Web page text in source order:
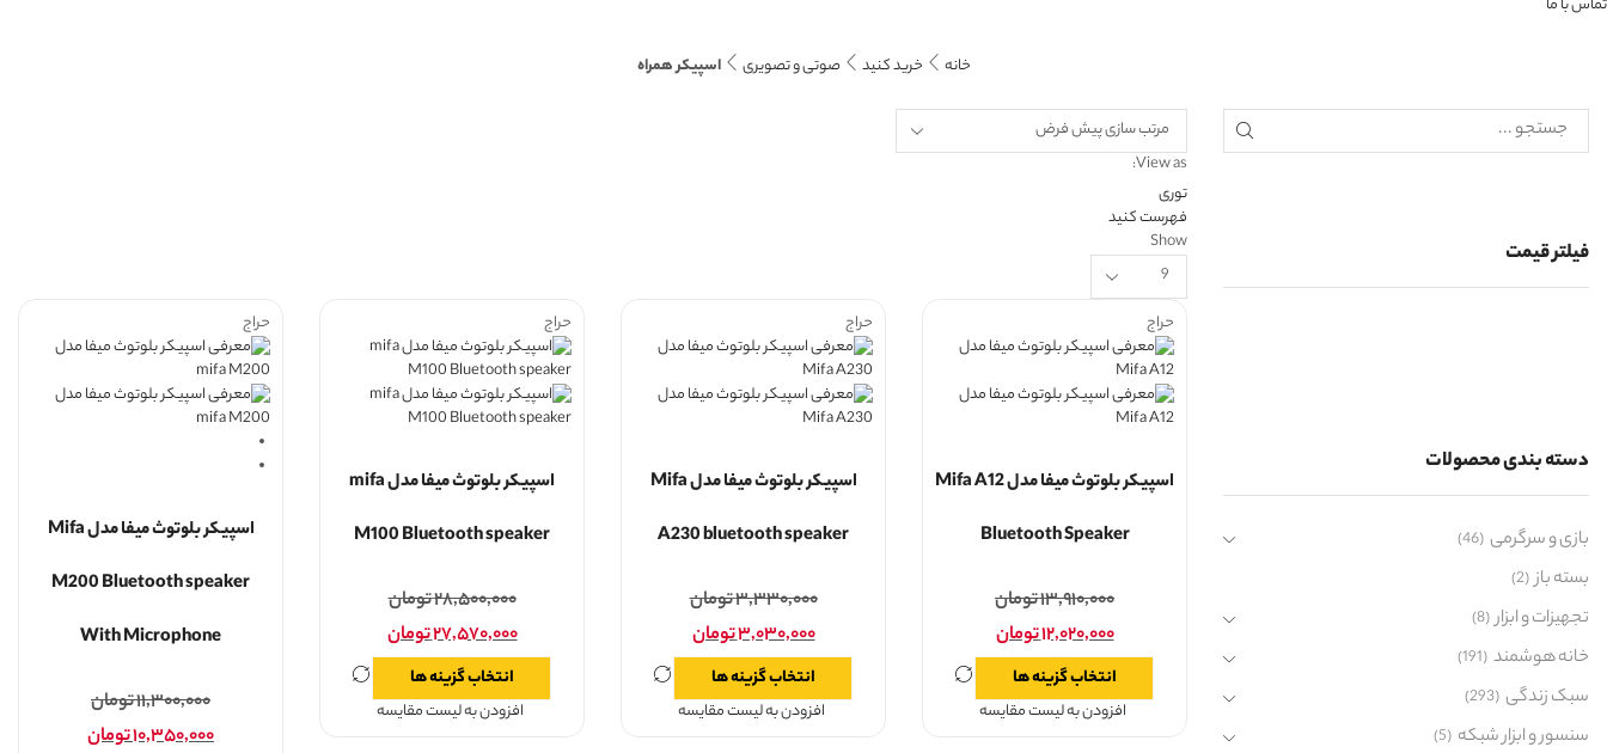
تماس با ما
خانه خرید کنید صوتی و تصویری اسپیکر همراه
View as:
توری
فهرست کنید
Show
حراج
اسپیکر بلوتوث میفا مدل Mifa A12
Bluetooth Speaker
۱۳,۹۱۰,۰۰۰تومان
۱۲,۰۲۰,۰۰۰تومان
انتخاب گزینه ها
افزودن به لیست مقایسه
حراج
اسپیکر بلوتوث میفا مدل Mifa
A230 bluetooth speaker
۳,۳۳۰,۰۰۰تومان
۳,۰۳۰,۰۰۰تومان
انتخاب گزینه ها
افزودن به لیست مقایسه
حراج
اسپیکر بلوتوث میفا مدل mifa
M100 Bluetooth speaker
۲۸,۵۰۰,۰۰۰تومان
۲۷,۵۷۰,۰۰۰تومان
انتخاب گزینه ها
افزودن به لیست مقایسه
حراج
اسپیکر بلوتوث میفا مدل Mifa
M200 Bluetooth speaker
With Microphone
۱۱,۳۰۰,۰۰۰تومان
۱۰,۳۵۰,۰۰۰تومان
فیلتر قیمت
دسته بندی محصولات
بازی و سرگرمی (46)
بسته باز (2)
تجهیزات و ابزار (8)
خانه هوشمند (191)
سبک زندگی (293)
سنسور و ابزار شبکه (5)